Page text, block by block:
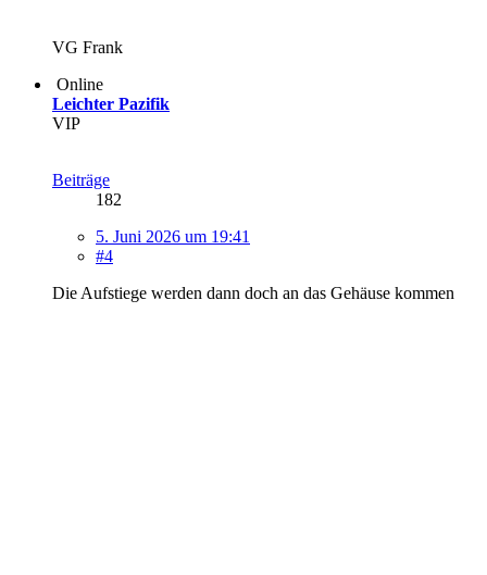
VG Frank
Online
Leichter Pazifik
VIP
Beiträge
182
5. Juni 2026 um 19:41
#4
Die Aufstiege werden dann doch an das Gehäuse kommen